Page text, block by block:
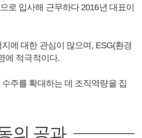
로 입사해 근무하다 2016년 대표이
에 대한 관심이 많으며, ESG(환경
에 적극적이다.
주를 확대하는 데 조직역량을 집
의 공과